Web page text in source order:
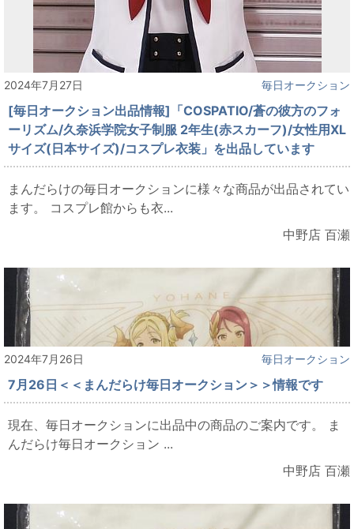
2024年7月27日 毎日オークション
[毎日オークション出品情報]「COSPATIO/蒼の彼方のフォ
ーリズム/久奈浜学院女子制服 2年生(赤スカーフ)/女性用XL
サイズ(日本サイズ)/コスプレ衣装」を出品しています
まんだらけの毎日オークションに様々な商品が出品されてい
ます。 コスプレ館からも衣...
中野店 百瀬
2024年7月26日 毎日オークション
7月26日＜＜まんだらけ毎日オークション＞＞情報です
現在、毎日オークションに出品中の商品のご案内です。 ま
んだらけ毎日オークション ...
中野店 百瀬